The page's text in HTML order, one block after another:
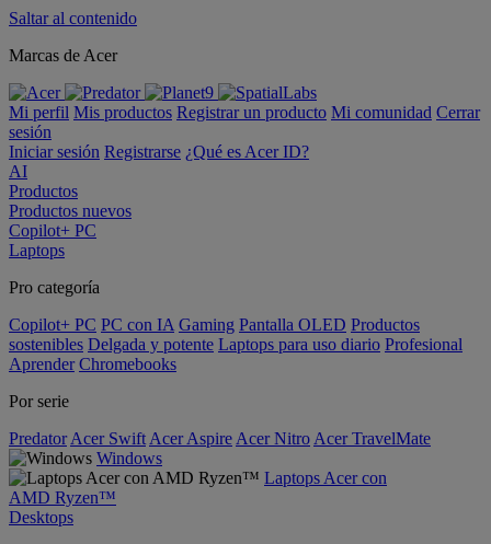
Saltar al contenido
Marcas de Acer
Mi perfil Mis productos Registrar un producto Mi comunidad Cerrar
sesión
Iniciar sesión Registrarse ¿Qué es Acer ID?
AI
Productos
Productos nuevos
Copilot+ PC
Laptops
Pro categoría
Copilot+ PC PC con IA Gaming Pantalla OLED Productos
sostenibles Delgada y potente Laptops para uso diario Profesional
Aprender Chromebooks
Por serie
Predator Acer Swift Acer Aspire Acer Nitro Acer TravelMate
Windows
Laptops Acer con
AMD Ryzen™
Desktops